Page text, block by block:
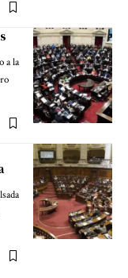
a la